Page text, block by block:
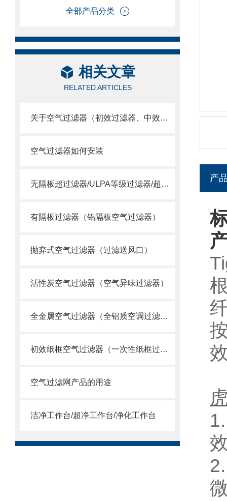
全部产品分类
相关文章
RELATED ARTICLES
关于空气过滤器（初效过滤器、中效过滤器、空气过滤器）选用
空气过滤器如何安装
无隔板超过滤器/ULPA等级过滤器/超空气过滤器
有隔板过滤器（铝隔板空气过滤器）
抛弃式空气过滤器（过滤送风口）
活性炭空气过滤器（空气异味过滤器）
全金属空气过滤器（全铝质空调过滤网）
初效纸框空气过滤器（一次性纸框过滤网）
空气过滤网产品的用途
洁净工作台/超净工作台/净化工作台
产